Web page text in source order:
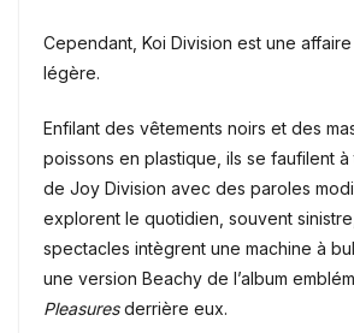
Cependant, Koi Division est une
légère.
Enfilant des vêtements noirs et des
poissons en plastique, ils se faufilent
de Joy Division avec des paroles
explorent le quotidien, souvent
spectacles intègrent une machine à
une version Beachy de l’album
Pleasuresderrière eux.